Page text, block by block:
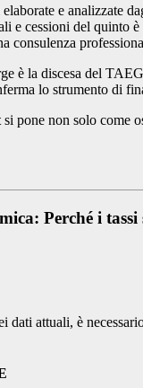
e analizzate
e cessioni del quinto
consulenza
è la discesa del
lo strumento di
si pone non solo come
Perché i tassi
dati attuali, è